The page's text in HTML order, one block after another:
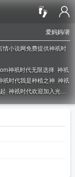
爱妈妈/著
情小说网免费提供神祇时
神祇时代无限选择 神祇
祇时代我是种植之神 神祇
神祇时代欢迎加入光荣
加入光荣的进化笔趣阁
励第七只精灵